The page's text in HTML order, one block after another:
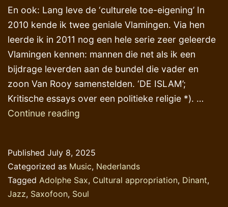
En ook: Lang leve de ‘culturele toe-eigening’ In
2010 kende ik twee geniale Vlamingen. Via hen
leerde ik in 2011 nog een hele serie zeer geleerde
Vlamingen kennen: mannen die net als ik een
bijdrage leverden aan de bundel die vader en
zoon Van Rooy samenstelden. ‘DE ISLAM’;
Kritische essays over een politieke religie *). …
Continue reading
een
Waals
muzikaal
genie
Published July 8, 2025
Categorized as Music, Nederlands
Tagged Adolphe Sax, Cultural appropriation, Dinant,
Jazz, Saxofoon, Soul